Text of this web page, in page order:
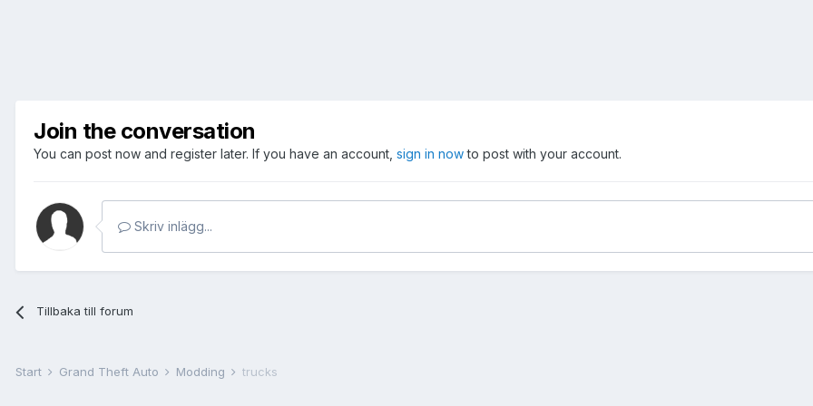
Join the conversation
You can post now and register later. If you have an account, sign in nowto post with your account.
Skriv inlägg...
Tillbaka till forum
Start Grand Theft Auto Modding trucks